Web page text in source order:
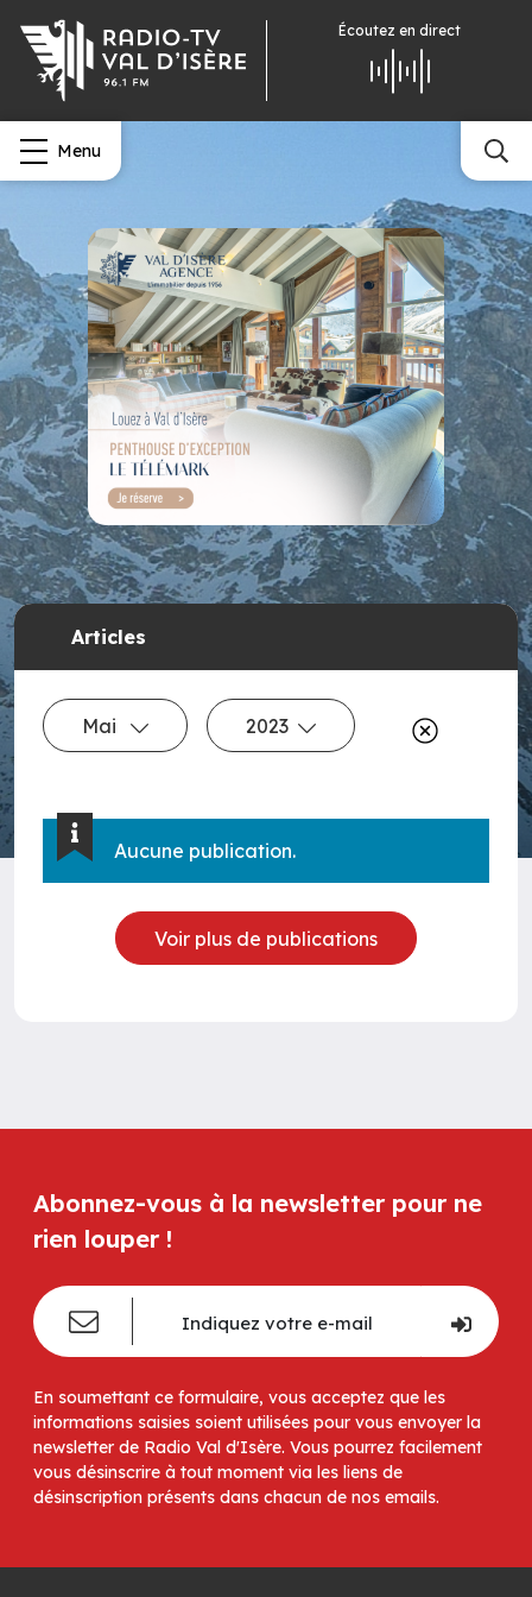
Écoutez en direct
Menu
Articles
Mai 2023
Aucune publication.
Voir plus de publications
Abonnez-vous à la newsletter pour ne
rien louper !
En soumettant ce formulaire, vous acceptez que les
informations saisies soient utilisées pour vous envoyer la
newsletter de Radio Val d'Isère. Vous pourrez facilement
vous désinscrire à tout moment via les liens de
désinscription présents dans chacun de nos emails.